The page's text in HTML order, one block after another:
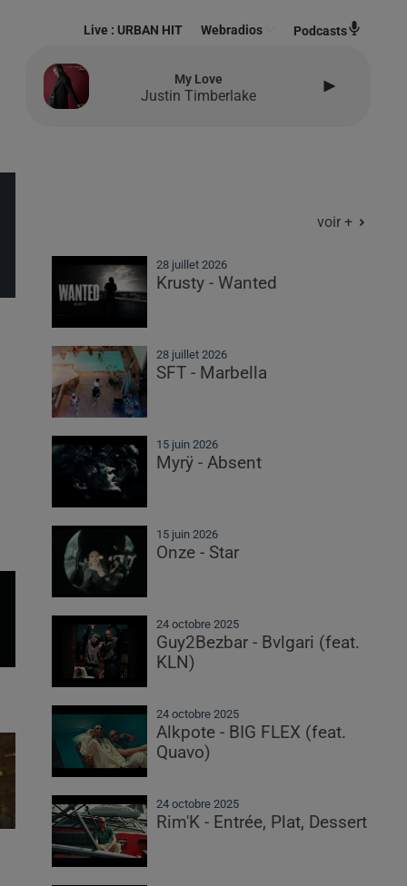
Live : URBAN HIT Webradios Podcasts
My Love
Justin Timberlake
voir +
28 juillet 2026
Krusty - Wanted
28 juillet 2026
SFT - Marbella
15 juin 2026
Myrÿ - Absent
15 juin 2026
Onze - Star
24 octobre 2025
Guy2Bezbar - Bvlgari (feat.
KLN)
24 octobre 2025
Alkpote - BIG FLEX (feat.
Quavo)
24 octobre 2025
Rim'K - Entrée, Plat, Dessert